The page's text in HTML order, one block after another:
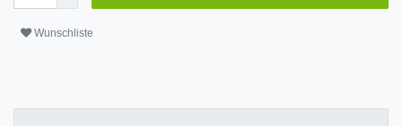
Wunschliste